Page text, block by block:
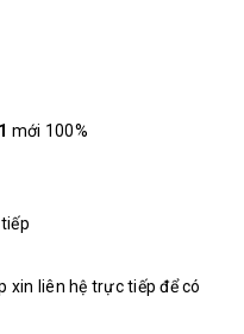
mới 100%
xin liên hệ trực tiếp để có